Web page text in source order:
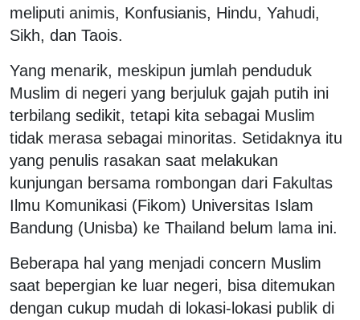
meliputi animis, Konfusianis, Hindu, Yahudi,
Sikh, dan Taois.
Yang menarik, meskipun jumlah penduduk
Muslim di negeri yang berjuluk gajah putih ini
terbilang sedikit, tetapi kita sebagai Muslim
tidak merasa sebagai minoritas. Setidaknya itu
yang penulis rasakan saat melakukan
kunjungan bersama rombongan dari Fakultas
Ilmu Komunikasi (Fikom) Universitas Islam
Bandung (Unisba) ke Thailand belum lama ini.
Beberapa hal yang menjadi concern Muslim
saat bepergian ke luar negeri, bisa ditemukan
dengan cukup mudah di lokasi-lokasi publik di